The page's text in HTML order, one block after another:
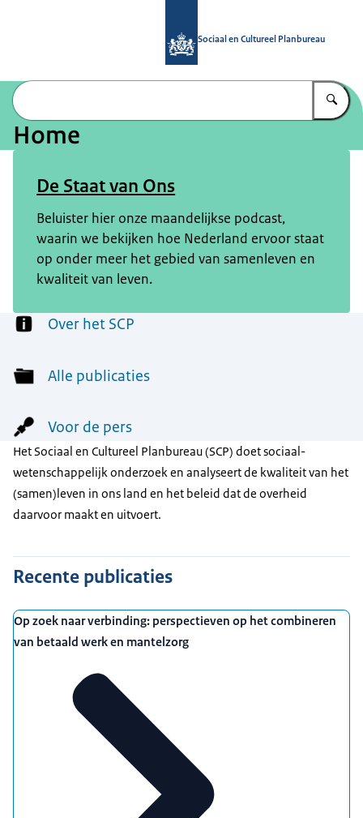
Sociaal en Cultureel Planbureau
Home
De Staat van Ons
Beluister hier onze maandelijkse podcast,
waarin we bekijken hoe Nederland ervoor staat
op onder meer het gebied van samenleven en
kwaliteit van leven.
Menu Over het SCP
Alle publicaties
Voor de pers
Het Sociaal en Cultureel Planbureau (SCP) doet sociaal-
wetenschappelijk onderzoek en analyseert de kwaliteit van het
(samen)leven in ons land en het beleid dat de overheid
daarvoor maakt en uitvoert.
Recente publicaties
Op zoek naar verbinding: perspectieven op het combineren
van betaald werk en mantelzorg